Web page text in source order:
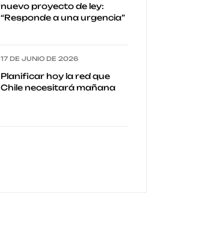
nuevo proyecto de ley:
“Responde a una urgencia”
17 DE JUNIO DE 2026
Planificar hoy la red que
Chile necesitará mañana